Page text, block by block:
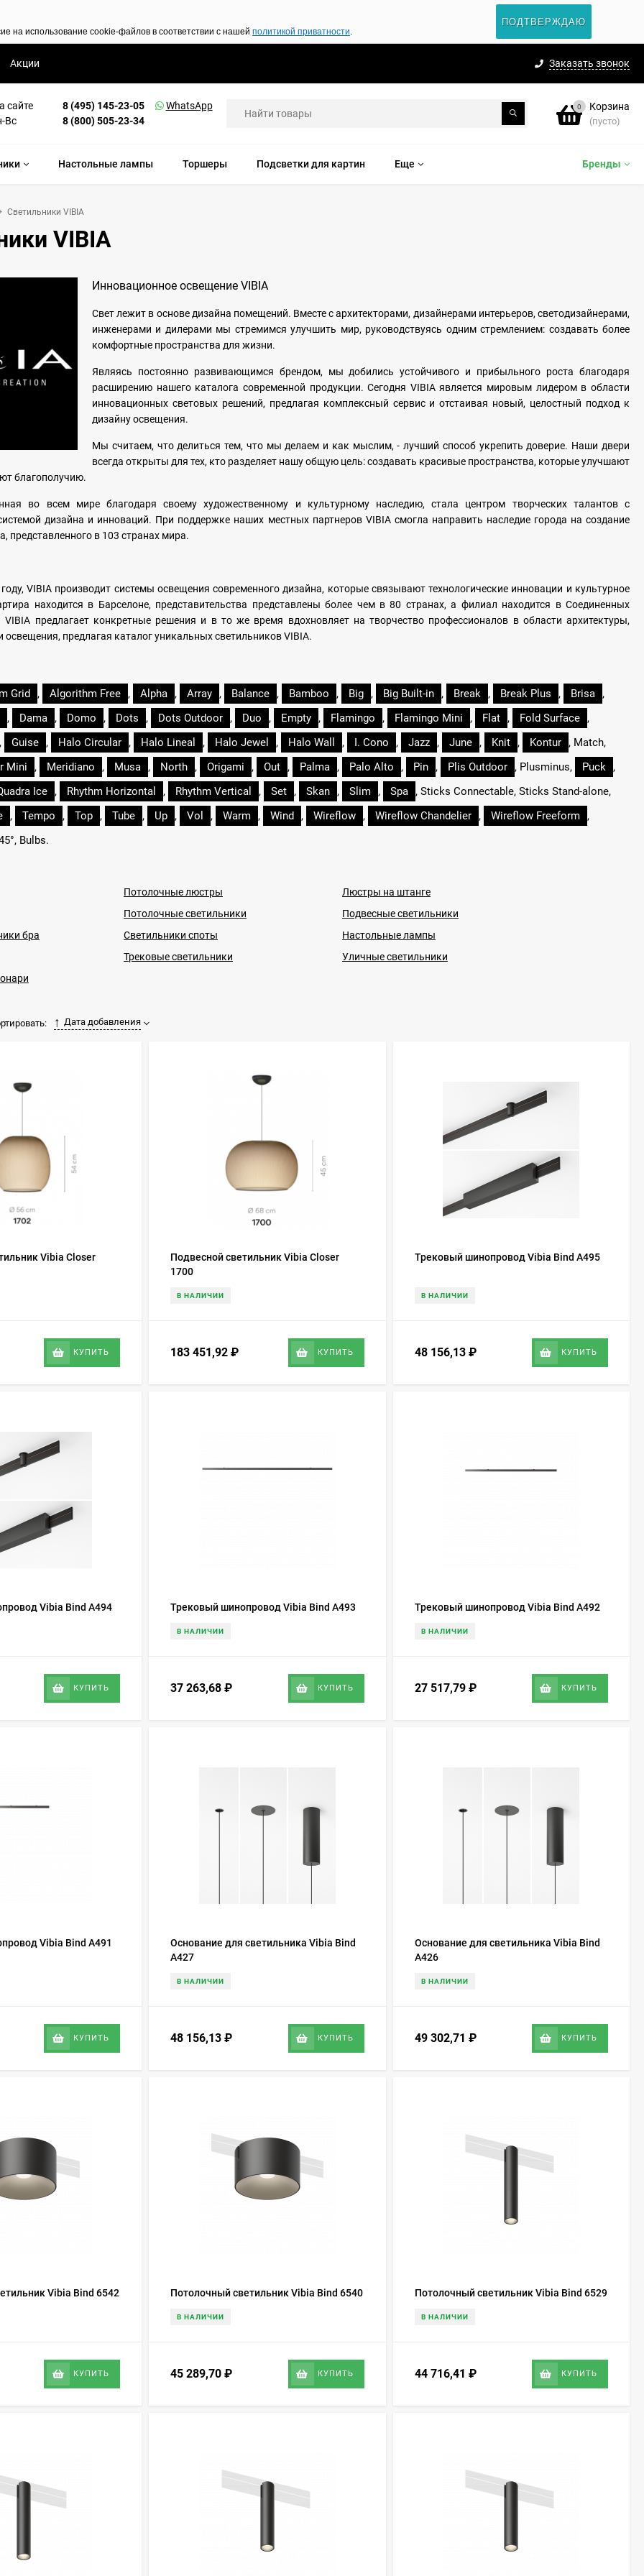
на использование cookie-файлов в соответствии с нашей политикой приватности
ПОДТВЕРЖДАЮ
Заказать звонок
Акции
сайте
Вс
8 (495) 145-23-05
8 (800) 505-23-34
WhatsApp 0 Корзина
(пусто)
Бренды
Настольные лампы Торшеры Подсветки для картин Еще
Светильники VIBIA
VIBIA
Инновационное освещение VIBIA
Свет лежит в основе дизайна помещений. Вместе с архитекторами, дизайнерами интерьеров, светодизайнерами,
инженерами и дилерами мы стремимся улучшить мир, руководствуясь одним стремлением: создавать более
комфортные пространства для жизни.
Являясь постоянно развивающимся брендом, мы добились устойчивого и прибыльного роста благодаря
расширению нашего каталога современной продукции. Сегодня VIBIA является мировым лидером в области
инновационных световых решений, предлагая комплексный сервис и отстаивая новый, целостный подход к
дизайну освещения.
Мы считаем, что делиться тем, что мы делаем и как мыслим, - лучший способ укрепить доверие. Наши двери
всегда открыты для тех, кто разделяет нашу общую цель: создавать красивые пространства, которые улучшают
благополучию.
во всем мире благодаря своему художественному и культурному наследию, стала центром творческих талантов с
дизайна и инноваций. При поддержке наших местных партнеров VIBIA смогла направить наследие города на создание
представленного в 103 странах мира.
VIBIA производит системы освещения современного дизайна, которые связывают технологические инновации и культурное
находится в Барселоне, представительства представлены более чем в 80 странах, а филиал находится в Соединенных
предлагает конкретные решения и в то же время вдохновляет на творчество профессионалов в области архитектуры,
освещения, предлагая каталог уникальных светильников VIBIA.
Grid , Algorithm Free , Alpha , Array , Balance , Bamboo , Big , Big Built-in , Break , Break Plus , Brisa
,
, Dama , Domo , Dots , Dots Outdoor , Duo , Empty , Flamingo , Flamingo Mini , Flat , Fold Surface
,
, Guise , Halo Circular , Halo Lineal , Halo Jewel , Halo Wall , I. Cono , Jazz , June , Knit , Kontur
, Match,
Mini , Meridiano , Musa , North , Origami , Out , Palma , Palo Alto , Pin , Plis Outdoor , Plusminus, Puck
,
Ice , Rhythm Horizontal , Rhythm Vertical , Set , Skan , Slim , Spa
, Sticks Connectable, Sticks Stand-alone,
, Tempo , Top , Tube , Up , Vol , Warm , Wind , Wireflow , Wireflow Chandelier , Wireflow Freeform
,
Bulbs.
Потолочные люстры
Люстры на штанге
Потолочные светильники
Подвесные светильники
бра
Светильники споты
Настольные лампы
Трековые светильники
Уличные светильники
Дата добавления
Vibia Closer
КУПИТЬ
Подвесной светильник Vibia Closer
1700
В НАЛИЧИИ
183 451,92₽ КУПИТЬ
Трековый шинопровод Vibia Bind A495
В НАЛИЧИИ
48 156,13 ₽ КУПИТЬ
Vibia Bind A494
КУПИТЬ
Трековый шинопровод Vibia Bind A493
В НАЛИЧИИ
37 263,68₽ КУПИТЬ
Трековый шинопровод Vibia Bind A492
В НАЛИЧИИ
27 517,79 ₽ КУПИТЬ
Vibia Bind A491
КУПИТЬ
Основание для светильника Vibia Bind
A427
В НАЛИЧИИ
48 156,13₽ КУПИТЬ
Основание для светильника Vibia Bind
A426
В НАЛИЧИИ
49 302,71 ₽ КУПИТЬ
Vibia Bind 6542
КУПИТЬ
Потолочный светильник Vibia Bind 6540
В НАЛИЧИИ
45 289,70₽ КУПИТЬ
Потолочный светильник Vibia Bind 6529
В НАЛИЧИИ
44 716,41 ₽ КУПИТЬ